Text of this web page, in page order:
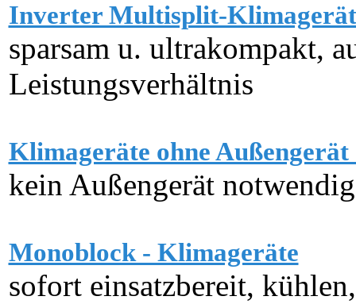
Inverter Multisplit-
sparsam u. ultrakompakt,
Leistungsverhältnis
Klimageräte ohne
kein Außengerät
Monoblock - Klimageräte
sofort einsatzbereit,